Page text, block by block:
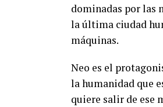
dominadas por las
la última ciudad
máquinas.
Neo es el
la humanidad que
quiere salir de ese